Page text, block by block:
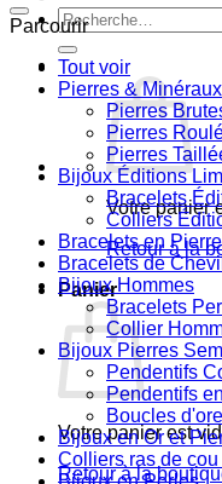
Recherche
pour :
Votre panier
Retour à la
Panier
Votre panier est
Retour à la
Parcourir
Tout voir
Pierres & Minéraux
Pierres
Pierres
Pierres
Bijoux Éditions
Bracelets
Colliers
Bracelets en
Bracelets de
Bijoux Hommes
Bracelets
Collier
Bijoux Pierres
Pendentifs
Pendentifs
Boucles
Bijoux en Or et
Colliers ras de